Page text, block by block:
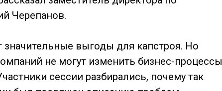
Черепанов.
выгоды для капстроя. Но
не могут изменить бизнес-процессы
сессии разбирались, почему так